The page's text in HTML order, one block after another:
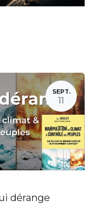
SEPT.
11
dérange